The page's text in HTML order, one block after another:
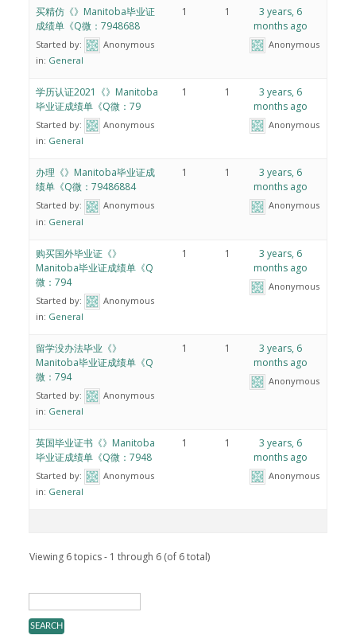
买精仿《》Manitoba毕业证
成绩单《Q微：7948688
Started by:
Anonymous
in: General
1 1
3 years, 6
months ago
Anonymous
学历认证2021《》Manitoba
毕业证成绩单《Q微：79
Started by:
Anonymous
in: General
1 1
3 years, 6
months ago
Anonymous
办理《》Manitoba毕业证成
绩单《Q微：79486884
Started by:
Anonymous
in: General
1 1
3 years, 6
months ago
Anonymous
购买国外毕业证《》
Manitoba毕业证成绩单《Q
微：794
Started by:
Anonymous
in: General
1 1
3 years, 6
months ago
Anonymous
留学没办法毕业《》
Manitoba毕业证成绩单《Q
微：794
Started by:
Anonymous
in: General
1 1
3 years, 6
months ago
Anonymous
英国毕业证书《》Manitoba
毕业证成绩单《Q微：7948
Started by:
Anonymous
in: General
1 1
3 years, 6
months ago
Anonymous
Viewing 6 topics - 1 through 6 (of 6 total)